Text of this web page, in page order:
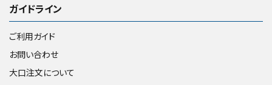
ガイドライン
ご利用ガイド
お問い合わせ
大口注文について